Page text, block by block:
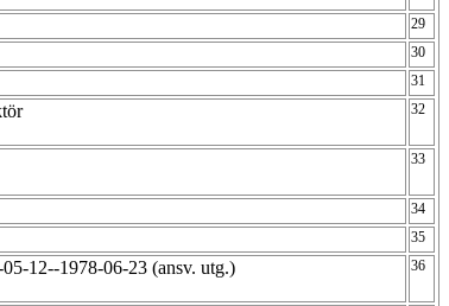
29
30
31
32
33
34
35
12--1978-06-23 (ansv. utg.) 36